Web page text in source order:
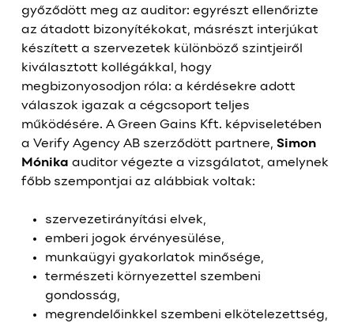
győződött meg az auditor: egyrészt ellenőrizte
az átadott bizonyítékokat, másrészt interjúkat
készített a szervezetek különböző szintjeiről
kiválasztott kollégákkal, hogy
megbizonyosodjon róla: a kérdésekre adott
válaszok igazak a cégcsoport teljes
működésére. A Green Gains Kft. képviseletében
a Verify Agency AB szerződött partnere, Simon
Mónika auditor végezte a vizsgálatot, amelynek
főbb szempontjai az alábbiak voltak:
szervezetirányítási elvek,
emberi jogok érvényesülése,
munkaügyi gyakorlatok minősége,
természeti környezettel szembeni
gondosság,
megrendelőinkkel szembeni elkötelezettség,